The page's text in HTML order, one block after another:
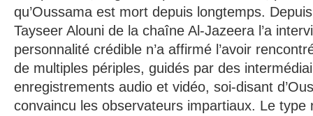
qu’Oussama est mort depuis longtemps.
Tayseer Alouni de la chaîne Al-Jazeera l’a
personnalité crédible n’a affirmé l’avoir
de multiples périples, guidés par des
enregistrements audio et vidéo, soi-disant
convaincu les observateurs impartiaux. Le type